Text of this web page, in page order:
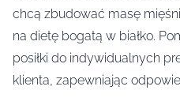
chcą zbudować masę
na dietę bogatą w białko.
posiłki do indywidualnych
klienta, zapewniając